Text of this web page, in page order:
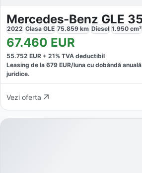
2022 Clasa GLE 75.859 km Diesel 1.950 cm³
67.460 EUR
55.752 EUR + 21% TVA deductibil
Leasing de la 679 EUR/luna cu dobăndă anuală
juridice.
Vezi oferta